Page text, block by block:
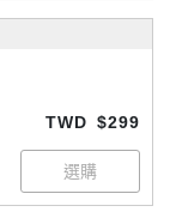
TWD $299